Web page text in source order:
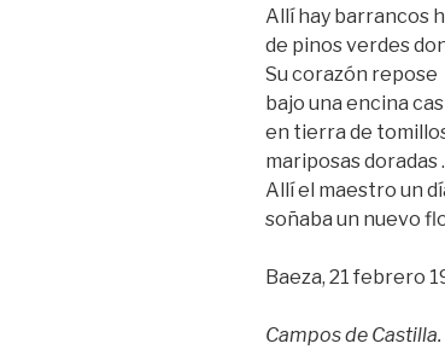
Allí hay barrancos
de pinos verdes
Su corazón repose
bajo una encina
en tierra de
mariposas doradas .
Allí el maestro un
soñaba un nuevo
Baeza, 21 febrero
Campos de Castilla.